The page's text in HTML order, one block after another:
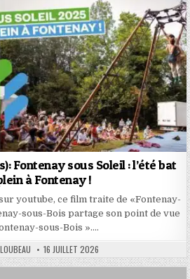
Fontenay sous Soleil : l’été bat
à Fontenay !
youtube, ce film traite de «Fontenay-
sous-Bois partage son point de vue
sous-Bois »….
PUBLISHED
DATE:
16 JUILLET 2026